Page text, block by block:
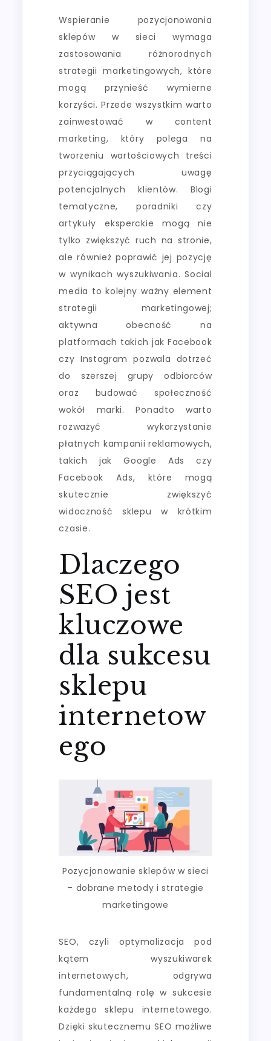
Wspieranie pozycjonowania
sklepów w sieci wymaga
zastosowania różnorodnych
strategii marketingowych, które
mogą przynieść wymierne
korzyści. Przede wszystkim warto
zainwestować w content
marketing, który polega na
tworzeniu wartościowych treści
przyciągających uwagę
potencjalnych klientów. Blogi
tematyczne, poradniki czy
artykuły eksperckie mogą nie
tylko zwiększyć ruch na stronie,
ale również poprawić jej pozycję
w wynikach wyszukiwania. Social
media to kolejny ważny element
strategii marketingowej;
aktywna obecność na
platformach takich jak Facebook
czy Instagram pozwala dotrzeć
do szerszej grupy odbiorców
oraz budować społeczność
wokół marki. Ponadto warto
rozważyć wykorzystanie
płatnych kampanii reklamowych,
takich jak Google Ads czy
Facebook Ads, które mogą
skutecznie zwiększyć
widoczność sklepu w krótkim
czasie.
Dlaczego
SEO jest
kluczowe
dla sukcesu
sklepu
internetow
ego
Pozycjonowanie sklepów w sieci
– dobrane metody i strategie
marketingowe
SEO, czyli optymalizacja pod
kątem wyszukiwarek
internetowych, odgrywa
fundamentalną rolę w sukcesie
każdego sklepu internetowego.
Dzięki skutecznemu SEO możliwe